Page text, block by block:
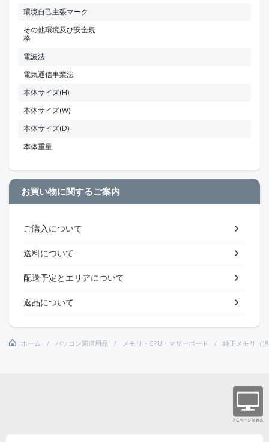
環境自己主張マーク
その他環境及び安全規
格
電波法
電気通信事業法
本体サイズ(H)
本体サイズ(W)
本体サイズ(D)
本体重量
お買い物に関するご案内
ご購入について
送料について
配送予定とエリアについて
返品について
ホーム パソコン関連用品 メモリ・CPU・マザーボード 純正メモリ（